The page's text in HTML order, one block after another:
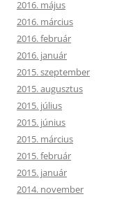
2016. május
2016. március
2016. február
2016. január
2015. szeptember
2015. augusztus
2015. július
2015. június
2015. március
2015. február
2015. január
2014. november